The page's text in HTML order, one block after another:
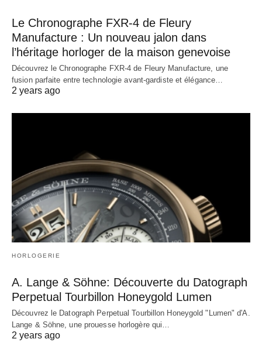
Le Chronographe FXR-4 de Fleury
Manufacture : Un nouveau jalon dans
l’héritage horloger de la maison genevoise
Découvrez le Chronographe FXR-4 de Fleury Manufacture, une
fusion parfaite entre technologie avant-gardiste et élégance…
2 years ago
HORLOGERIE
A. Lange & Söhne: Découverte du Datograph
Perpetual Tourbillon Honeygold Lumen
Découvrez le Datograph Perpetual Tourbillon Honeygold "Lumen" d'A.
Lange & Söhne, une prouesse horlogère qui…
2 years ago